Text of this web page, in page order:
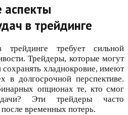
аспекты
в трейдинге
требует сильной
Трейдеры, которые могут
сохранять хладнокровие, имеют
долгосрочной перспективе.
опционах те, кто смог
Эти трейдеры часто
временных потерь.